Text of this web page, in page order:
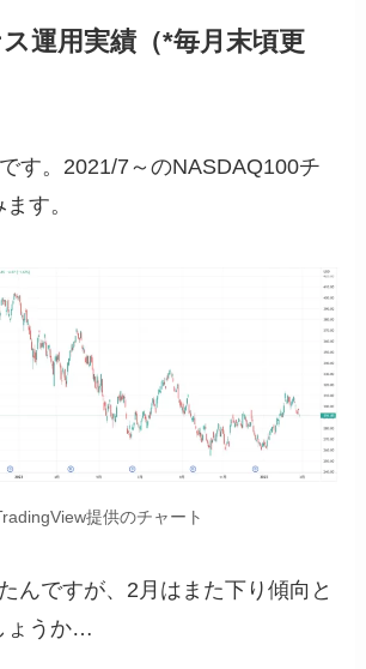
運用実績（*毎月末頃更
す。2021/7～のNASDAQ100チ
す。
提供のチャート
んですが、2月はまた下り傾向と
ょうか…